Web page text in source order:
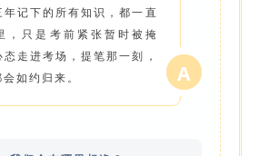
年记下的所有知识，都一直
，只是考前紧张暂时被掩
走进考场，提笔那一刻，
如约归来。
A